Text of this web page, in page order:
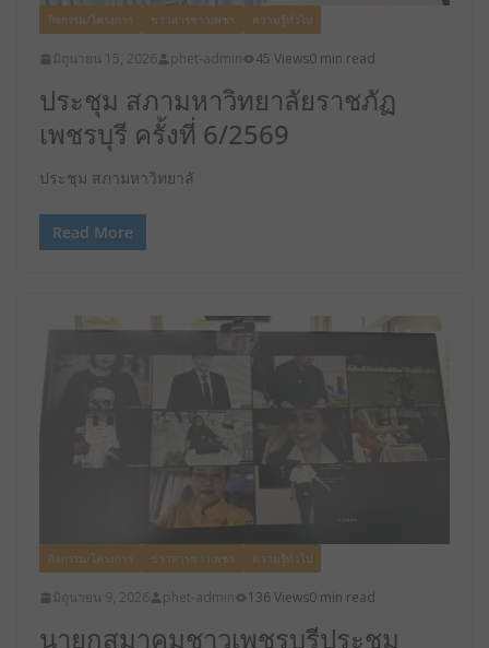
กิจกรรม/โครงการ ข่าวสารชาวเพชร ความรู้ทั่วไป
มิถุนายน 15, 2026 phet-admin 45 Views0 min read
ประชุม สภามหาวิทยาลัยราชภัฏ
เพชรบุรี ครั้งที่ 6/2569
ประชุม สภามหาวิทยาลั
Read More
กิจกรรม/โครงการ ข่าวสารชาวเพชร ความรู้ทั่วไป
มิถุนายน 9, 2026 phet-admin 136 Views0 min read
นายกสมาคมชาวเพชรบุรีประชุม